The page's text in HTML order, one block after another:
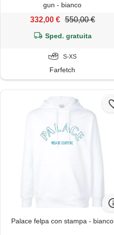
gun - bianco
332,00 € 550,00 €
Sped. gratuita
S-XS
Farfetch
Palace felpa con stampa - bianco